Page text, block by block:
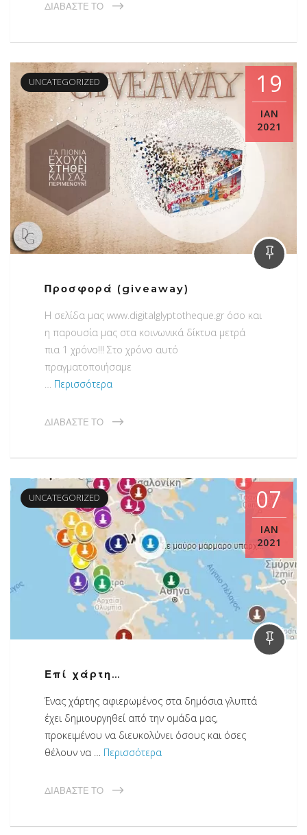
ΔΙΑΒΆΣΤΕ ΤΟ
UNCATEGORIZED 19
ΙΑΝ
2021
Προσφορά (giveaway)
H σελίδα μας www.digitalglyptotheque.gr όσο και
η παρουσία μας στα κοινωνικά δίκτυα μετρά
πια 1 χρόνο!!! Στο χρόνο αυτό
πραγματοποιήσαμε
… Περισσότερα
ΔΙΑΒΆΣΤΕ ΤΟ
UNCATEGORIZED 07
ΙΑΝ
2021
Επί χάρτη…
Ένας χάρτης αφιερωμένος στα δημόσια γλυπτά
έχει δημιουργηθεί από την ομάδα μας,
προκειμένου να διευκολύνει όσους και όσες
θέλουν να … Περισσότερα
ΔΙΑΒΆΣΤΕ ΤΟ